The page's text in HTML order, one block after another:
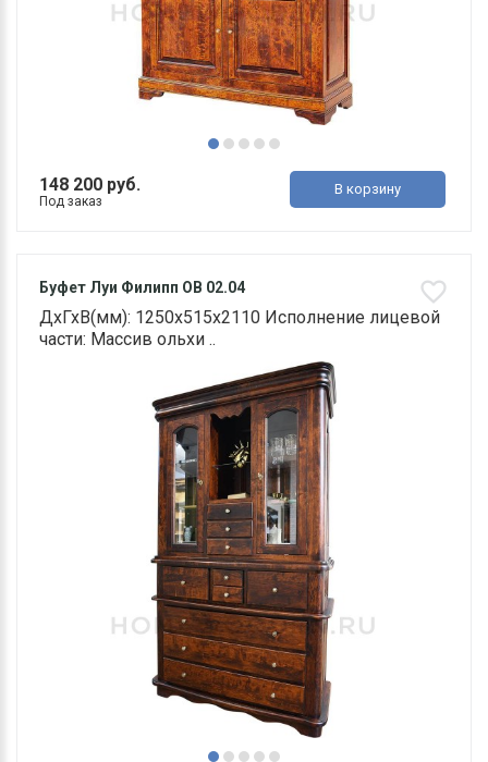
148 200 руб.
Под заказ
В корзину
Буфет Луи Филипп ОВ 02.04
ДхГхВ(мм): 1250х515х2110 Исполнение лицевой
части: Массив ольхи ..